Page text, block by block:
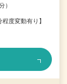
）
度変動有り】